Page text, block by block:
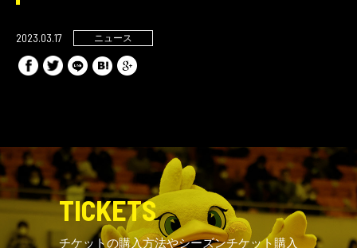
2023.03.17 ニュース
TICKETS
チケットの購入方法やシーズンチケット購入